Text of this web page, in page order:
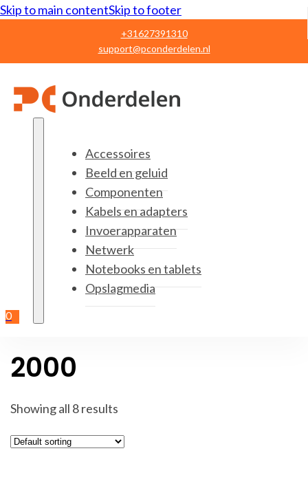
Skip to main contentSkip to footer
+31627391310
support@pconderdelen.nl
0
Accessoires
Beeld en geluid
Componenten
Kabels en adapters
Invoerapparaten
Netwerk
Notebooks en tablets
Opslagmedia
2000
Showing all 8 results